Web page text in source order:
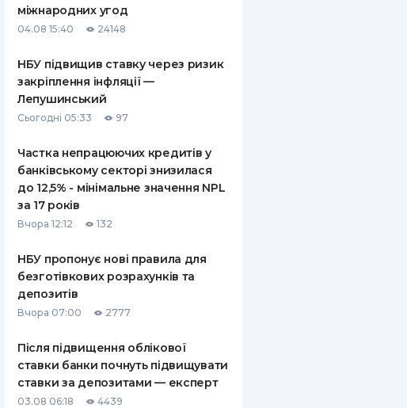
ПУТІВНИКИ ПО
ВСІ СТРАХОВІ ПОЛІСИ
СТРАХОВІ КОМПАНІЇ
КОМПАНІЇ
ДОСТАВКА І ОПЛАТА
КОНТАКТИ
міжнародних угод
04.08 15:40 24148
НБУ підвищив ставку через ризик
закріплення інфляції —
Лепушинський
Сьогодні 05:33 97
Частка непрацюючих кредитів у
банківському секторі знизилася
до 12,5% - мінімальне значення NPL
за 17 років
Вчора 12:12 132
НБУ пропонує нові правила для
безготівкових розрахунків та
депозитів
Вчора 07:00 2777
Після підвищення облікової
ставки банки почнуть підвищувати
ставки за депозитами — експерт
03.08 06:18 4439